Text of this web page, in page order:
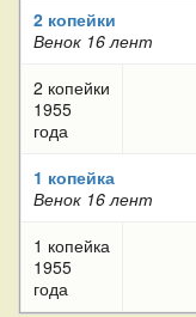
2 копейки
Венок 16 лент
2 копейки
1955
года
1 копейка
Венок 16 лент
1 копейка
1955
года